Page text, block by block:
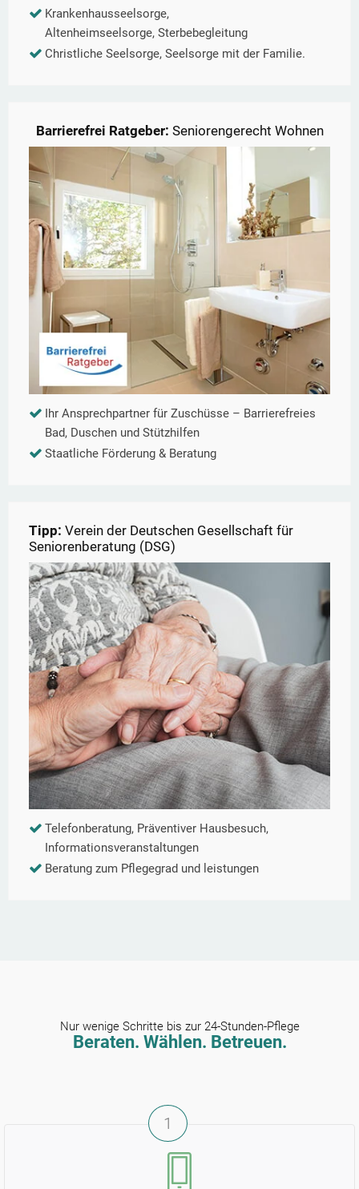
Krankenhausseelsorge,
Altenheimseelsorge, Sterbebegleitung
Christliche Seelsorge, Seelsorge mit der Familie.
Barrierefrei Ratgeber: Seniorengerecht Wohnen
Ihr Ansprechpartner für Zuschüsse – Barrierefreies
Bad, Duschen und Stützhilfen
Staatliche Förderung & Beratung
Tipp: Verein der Deutschen Gesellschaft für
Seniorenberatung (DSG)
Telefonberatung, Präventiver Hausbesuch,
Informationsveranstaltungen
Beratung zum Pflegegrad und leistungen
Nur wenige Schritte bis zur 24-Stunden-Pflege
Beraten. Wählen. Betreuen.
1